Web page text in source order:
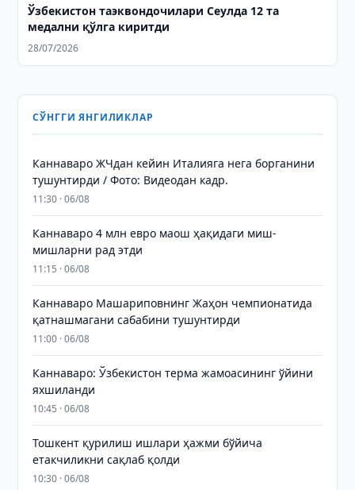
Ўзбекистон таэквондочилари Сеулда 12 та
медални қўлга киритди
28/07/2026
СЎНГГИ ЯНГИЛИКЛАР
Каннаваро ЖЧдан кейин Италияга нега борганини
тушунтирди / Фото: Видеодан кадр.
11:30 · 06/08
Каннаваро 4 млн евро маош ҳақидаги миш-
мишларни рад этди
11:15 · 06/08
Каннаваро Машариповнинг Жаҳон чемпионатида
қатнашмагани сабабини тушунтирди
11:00 · 06/08
Каннаваро: Ўзбекистон терма жамоасининг ўйини
яхшиланди
10:45 · 06/08
Тошкент қурилиш ишлари ҳажми бўйича
етакчиликни сақлаб қолди
10:30 · 06/08